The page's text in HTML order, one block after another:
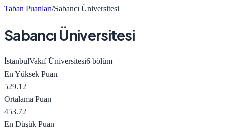
Taban Puanları/Sabancı Üniversitesi
Sabancı Üniversitesi
İstanbulVakıf Üniversitesi6 bölüm
En Yüksek Puan
529.12
Ortalama Puan
453.72
En Düşük Puan